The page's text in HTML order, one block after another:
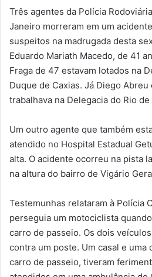
Três agentes da Polícia
Janeiro morreram em um
suspeitos na madrugada desta
Eduardo Mariath Macedo, de 41
Fraga de 47 estavam lotados na
Duque de Caxias. Já Diego
trabalhava na Delegacia do Rio
Um outro agente que também
atendido no Hospital Estadual
alta. O acidente ocorreu na pista
na altura do bairro de Vigário
Testemunhas relataram à Polícia
perseguia um motociclista
carro de passeio. Os dois
contra um poste. Um casal e uma
carro de passeio, tiveram